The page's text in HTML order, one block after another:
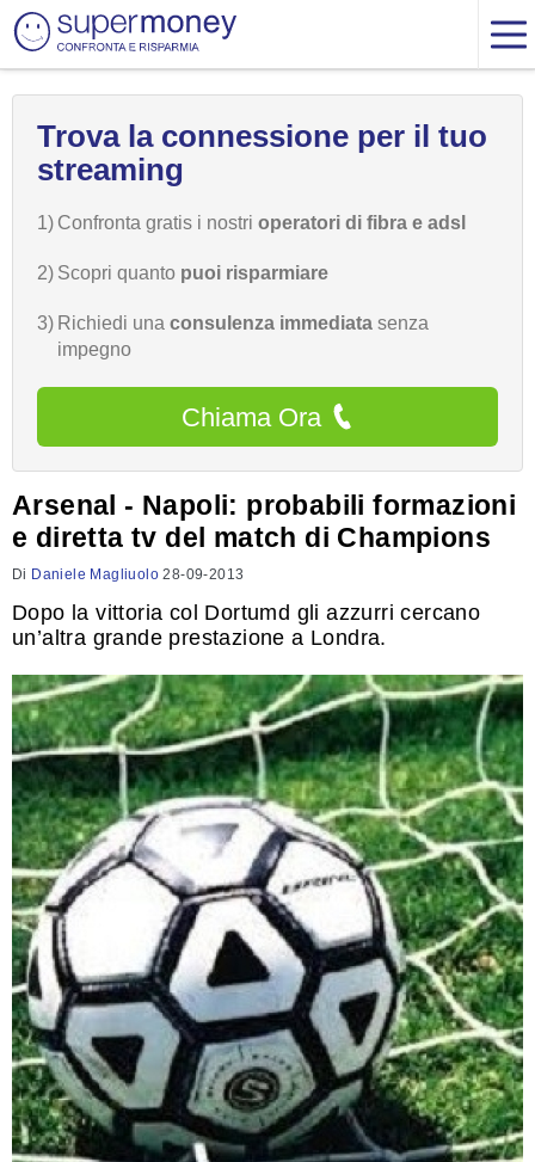
Trova la connessione per il tuo
streaming
1) Confronta gratis i nostri operatori di fibra e adsl
2) Scopri quanto puoi risparmiare
3) Richiedi una consulenza immediata senza
impegno
Chiama Ora
Arsenal - Napoli: probabili formazioni
e diretta tv del match di Champions
Di Daniele Magliuolo 28-09-2013
Dopo la vittoria col Dortumd gli azzurri cercano
un’altra grande prestazione a Londra.